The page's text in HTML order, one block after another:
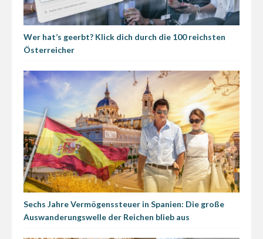
Wer hat’s geerbt? Klick dich durch die 100 reichsten
Österreicher
Sechs Jahre Vermögenssteuer in Spanien: Die große
Auswanderungswelle der Reichen blieb aus